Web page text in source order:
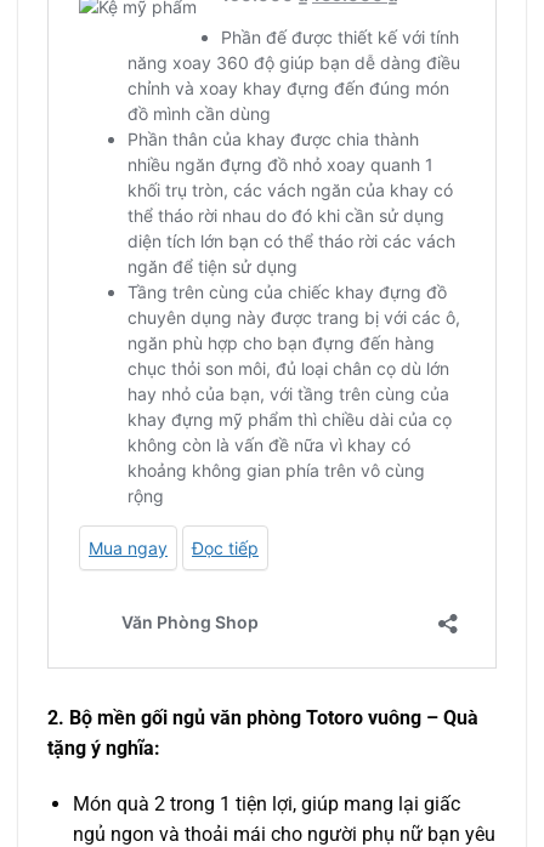
2. Bộ mền gối ngủ văn phòng Totoro vuông – Quà
tặng ý nghĩa:
Món quà 2 trong 1 tiện lợi, giúp mang lại giấc
ngủ ngon và thoải mái cho người phụ nữ bạn yêu